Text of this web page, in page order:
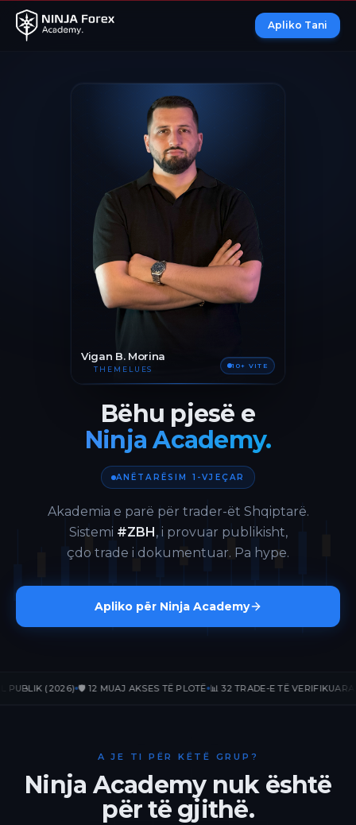
Apliko Tani
Vigan B. Morina
THEMELUES 10+ VITE
Bëhu pjesë e
Ninja Academy.
ANËTARËSIM 1-VJEÇAR
Akademia e parë për trader-ët Shqiptarë.
Sistemi #ZBH, i provuar publikisht,
çdo trade i dokumentuar. Pa hype.
Apliko për Ninja Academy
(2026) 🛡️ 12 MUAJ AKSES TË PLOTË 📊 32 TRADE-E TË VERIFIKUARA 📈
A JE TI PËR KËTË GRUP?
Ninja Academy nuk është
për të gjithë.